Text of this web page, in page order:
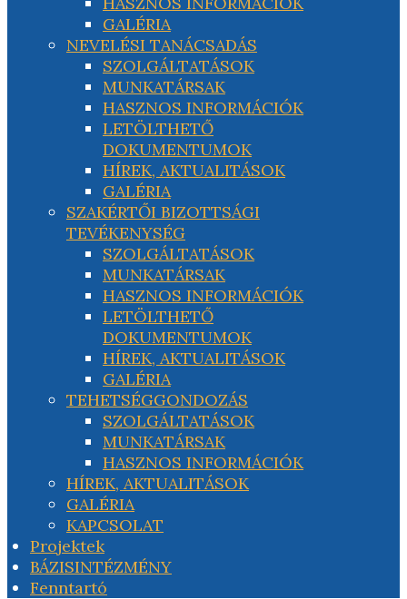
GALÉRIA
NEVELÉSI TANÁCSADÁS
SZOLGÁLTATÁSOK
MUNKATÁRSAK
HASZNOS INFORMÁCIÓK
LETÖLTHETŐ
DOKUMENTUMOK
HÍREK, AKTUALITÁSOK
GALÉRIA
SZAKÉRTŐI BIZOTTSÁGI
TEVÉKENYSÉG
SZOLGÁLTATÁSOK
MUNKATÁRSAK
HASZNOS INFORMÁCIÓK
LETÖLTHETŐ
DOKUMENTUMOK
HÍREK, AKTUALITÁSOK
GALÉRIA
TEHETSÉGGONDOZÁS
SZOLGÁLTATÁSOK
MUNKATÁRSAK
HASZNOS INFORMÁCIÓK
HÍREK, AKTUALITÁSOK
GALÉRIA
KAPCSOLAT
Projektek
BÁZISINTÉZMÉNY
Fenntartó